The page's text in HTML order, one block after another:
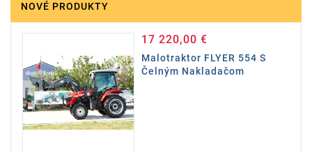
NOVÉ PRODUKTY
17 220,00 €Cena
Malotraktor FLYER 554 S
Čelným Nakladačom